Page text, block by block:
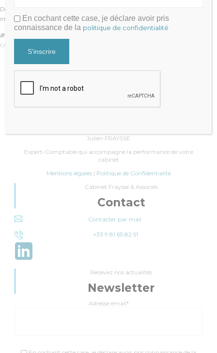
Depuis le démarrage du confinement l’Etat a mis en œuvre des moyens
importants pour soutenir…
JULIEN FRAYSSE
CATÉGORIE :
Julien FRAYSSE
Expert-Comptable qui accompagne la performance de votre
cabinet
Mentions légales| Politique de Confidentialité
Cabinet Fraysse & Associés
Contact
Contacter par mail
+33 9 81 65 82 51
Recevez nos actualités
Newsletter
Adresse email*
En cochant cette case, je déclare avoir pris
connaissance de la politique de confidentialité